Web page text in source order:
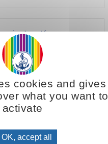
et santé
cookies and gives
what you want to
activate
OK, accept all